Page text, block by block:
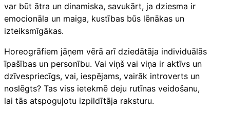
var būt ātra un dinamiska, savukārt, ja dziesma ir
emocionāla un maiga, kustības būs lēnākas un
izteiksmīgākas.
Horeogrāfiem jāņem vērā arī dziedātāja individuālās
īpašības un personību. Vai viņš vai viņa ir aktīvs un
dzīvespriecīgs, vai, iespējams, vairāk introverts un
noslēgts? Tas viss ietekmē deju rutīnas veidošanu,
lai tās atspoguļotu izpildītāja raksturu.